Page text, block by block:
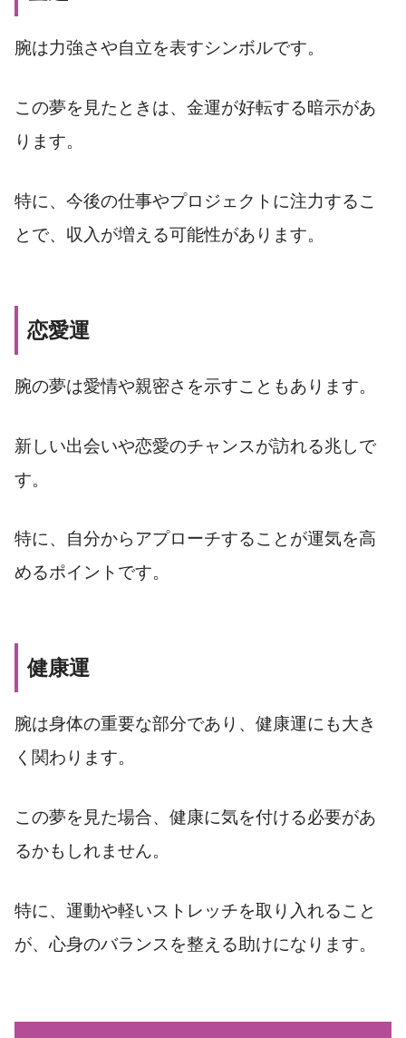
腕は力強さや自立を表すシンボルです。
この夢を見たときは、金運が好転する暗示があ
ります。
特に、今後の仕事やプロジェクトに注力するこ
とで、収入が増える可能性があります。
恋愛運
腕の夢は愛情や親密さを示すこともあります。
新しい出会いや恋愛のチャンスが訪れる兆しで
す。
特に、自分からアプローチすることが運気を高
めるポイントです。
健康運
腕は身体の重要な部分であり、健康運にも大き
く関わります。
この夢を見た場合、健康に気を付ける必要があ
るかもしれません。
特に、運動や軽いストレッチを取り入れること
が、心身のバランスを整える助けになります。